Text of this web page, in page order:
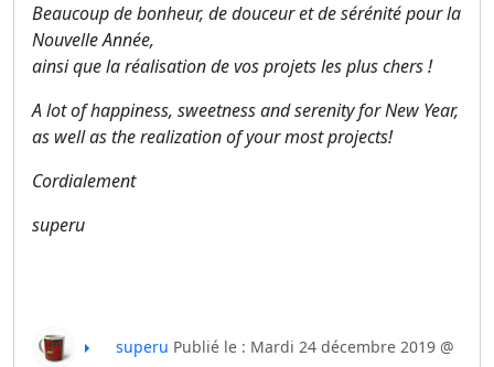
Beaucoup de bonheur, de douceur et de sérénité pour la
Nouvelle Année,
ainsi que la réalisation de vos projets les plus chers !
A lot of happiness, sweetness and serenity for New Year,
as well as the realization of your most projects!
Cordialement
superu
superu Publié le : Mardi 24 décembre 2019 @